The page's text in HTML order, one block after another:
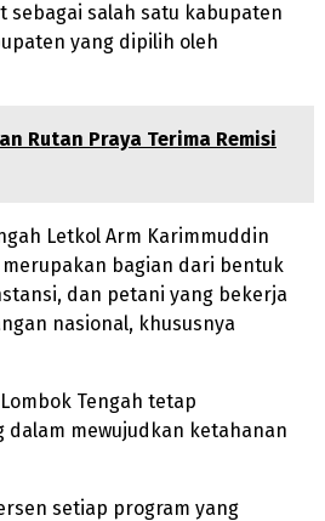
sebagai salah satu kabupaten
yang dipilih oleh
Rutan Praya Terima Remisi
Letkol Arm Karimmuddin
bagian dari bentuk
dan petani yang bekerja
nasional, khususnya
Tengah tetap
mewujudkan ketahanan
setiap program yang